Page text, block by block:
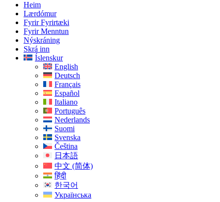
Heim
Lærdómur
Fyrir Fyrirtæki
Fyrir Menntun
Nýskráning
Skrá inn
Íslenskur
English
Deutsch
Français
Español
Italiano
Português
Nederlands
Suomi
Svenska
Čeština
日本語
中文 (简体)
हिंदी
한국어
Українська